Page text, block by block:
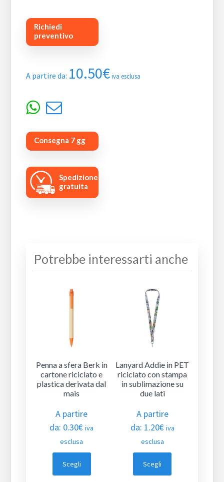
Richiedi
preventivo
A partire da: 10.50€ iva esclusa
Consegna 7 gg
Spedizione
gratuita
Potrebbe interessarti anche
Penna a sfera Berk in
cartone riciclato e
plastica derivata dal
mais
A partire
da: 0.30€ iva
esclusa
Scegli
Lanyard Addie in PET
riciclato con stampa
in sublimazione su
due lati
A partire
da: 1.20€ iva
esclusa
Scegli